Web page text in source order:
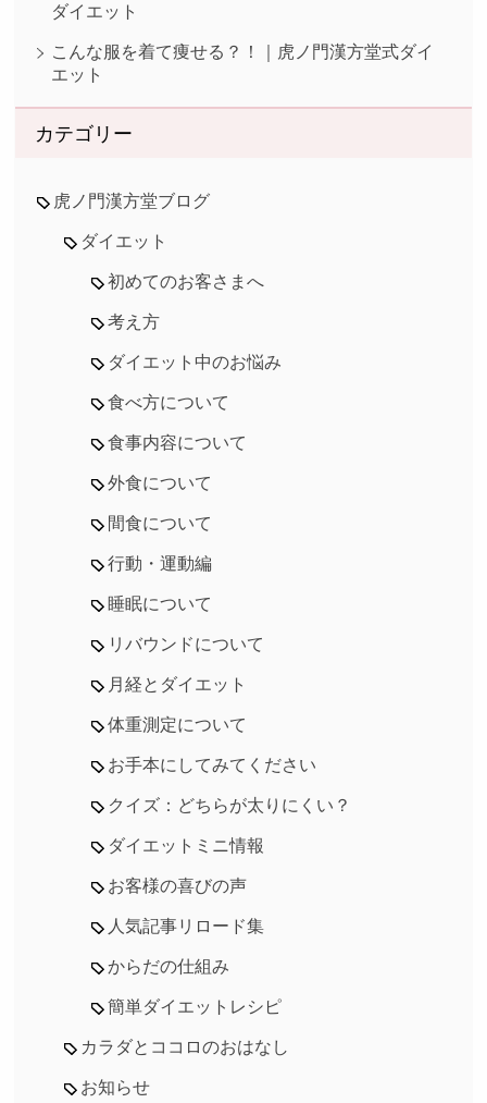
ダイエット
こんな服を着て痩せる？！｜虎ノ門漢方堂式ダイ
エット
カテゴリー
虎ノ門漢方堂ブログ
ダイエット
初めてのお客さまへ
考え方
ダイエット中のお悩み
食べ方について
食事内容について
外食について
間食について
行動・運動編
睡眠について
リバウンドについて
月経とダイエット
体重測定について
お手本にしてみてください
クイズ：どちらが太りにくい？
ダイエットミニ情報
お客様の喜びの声
人気記事リロード集
からだの仕組み
簡単ダイエットレシピ
カラダとココロのおはなし
お知らせ